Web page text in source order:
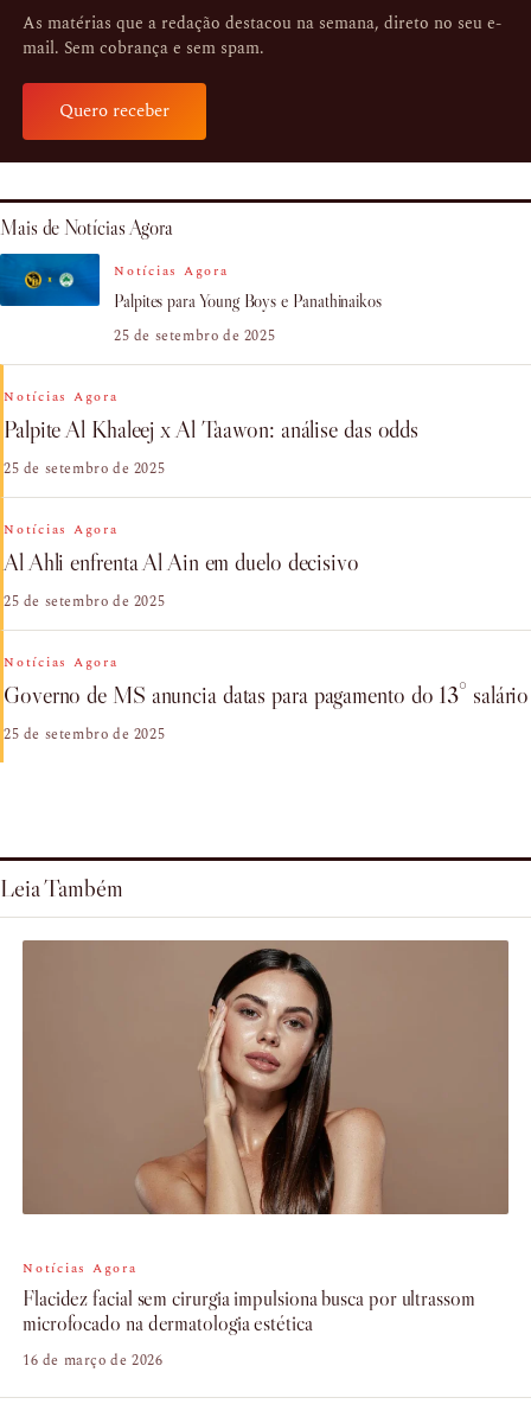
As matérias que a redação destacou na semana, direto no seu e-
mail. Sem cobrança e sem spam.
Quero receber
Mais de Notícias Agora
Notícias Agora
Palpites para Young Boys e Panathinaikos
25 de setembro de 2025
Notícias Agora
Palpite Al Khaleej x Al Taawon: análise das odds
25 de setembro de 2025
Notícias Agora
Al Ahli enfrenta Al Ain em duelo decisivo
25 de setembro de 2025
Notícias Agora
Governo de MS anuncia datas para pagamento do 13° salário
25 de setembro de 2025
Leia Também
Notícias Agora
Flacidez facial sem cirurgia impulsiona busca por ultrassom
microfocado na dermatologia estética
16 de março de 2026